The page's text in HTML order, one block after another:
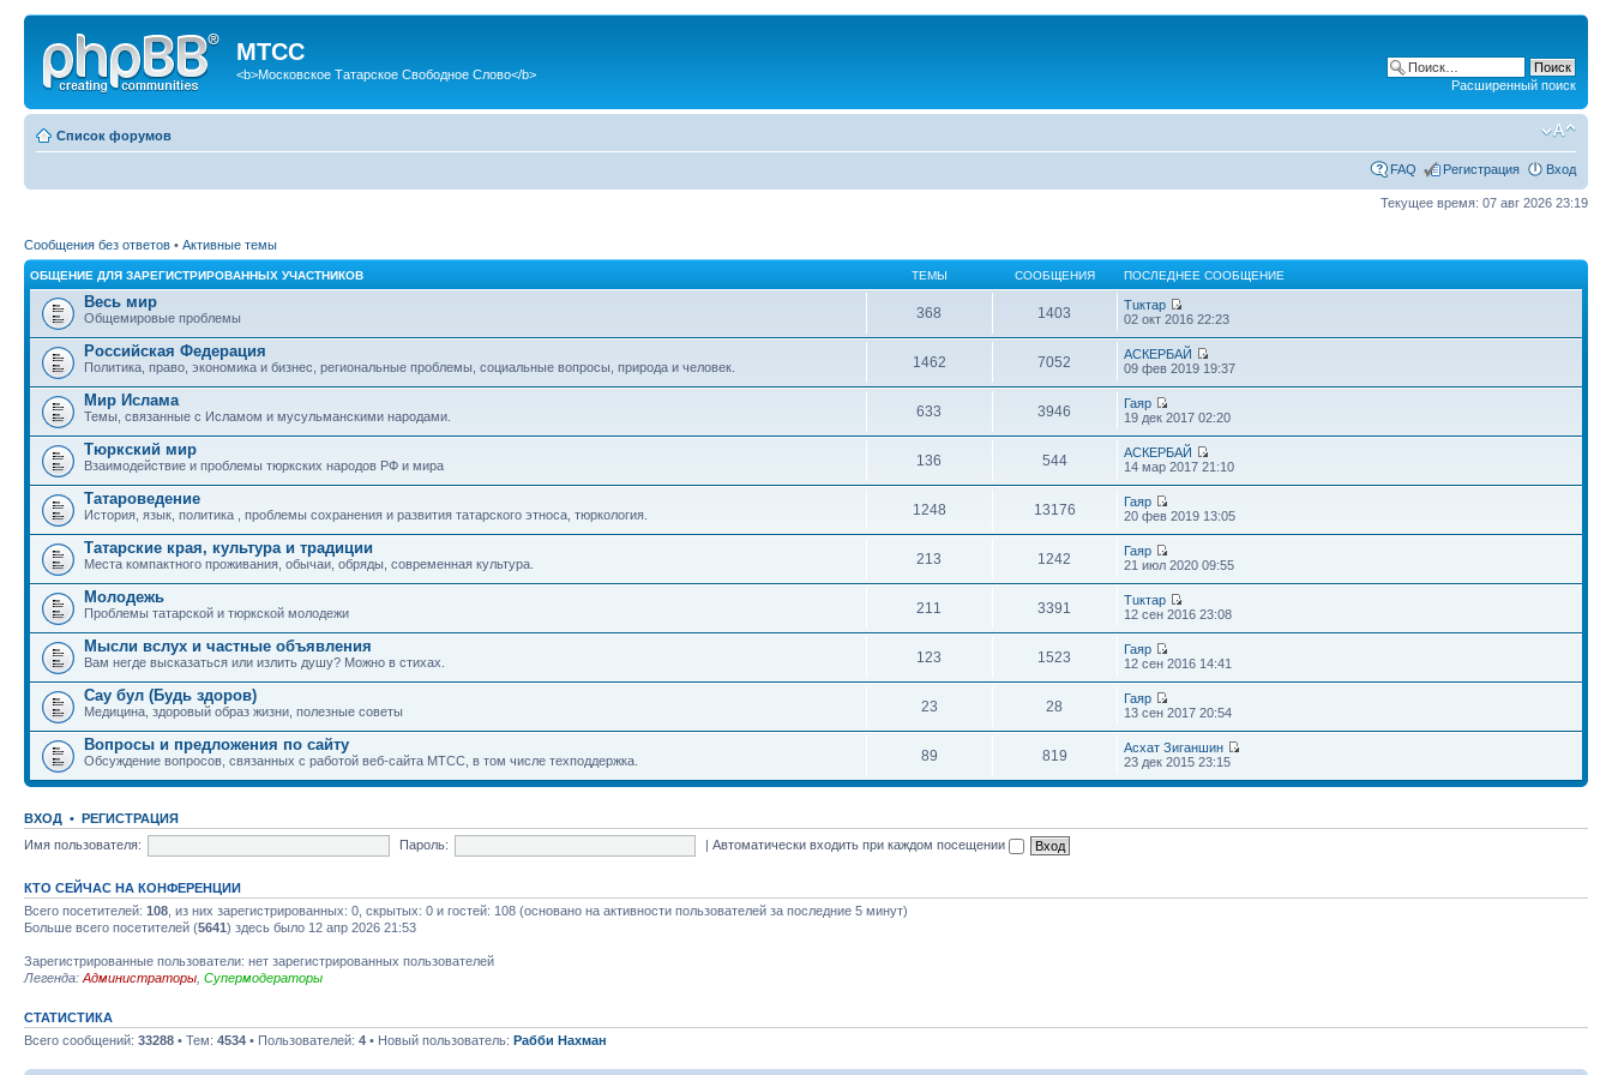
МТСС
<b>Московское Татарское Свободное Слово</b>
Расширенный поиск
Список форумов
FAQ Регистрация Вход
Текущее время: 07 авг 2026 23:19
Сообщения без ответов • Активные темы
ОБЩЕНИЕ ДЛЯ ЗАРЕГИСТРИРОВАННЫХ УЧАСТНИКОВ ТЕМЫ СООБЩЕНИЯ ПОСЛЕДНЕЕ СООБЩЕНИЕ
Весь мир
Общемировые проблемы 368 1403
Тuктар
02 окт 2016 22:23
Российская Федерация
Политика, право, экономика и бизнес, региональные проблемы, социальные вопросы, природа и человек. 1462 7052
АСКЕРБАЙ
09 фев 2019 19:37
Мир Ислама
Темы, связанные с Исламом и мусульманскими народами. 633 3946
Гаяр
19 дек 2017 02:20
Тюркский мир
Взаимодействие и проблемы тюркских народов РФ и мира 136 544
АСКЕРБАЙ
14 мар 2017 21:10
Татароведение
История, язык, политика , проблемы сохранения и развития татарского этноса, тюркология. 1248 13176
Гаяр
20 фев 2019 13:05
Татарские края, культура и традиции
Места компактного проживания, обычаи, обряды, современная культура. 213 1242
Гаяр
21 июл 2020 09:55
Молодежь
Проблемы татарской и тюркской молодежи 211 3391
Тuктар
12 сен 2016 23:08
Мысли вслух и частные объявления
Вам негде высказаться или излить душу? Можно в стихах. 123 1523
Гаяр
12 сен 2016 14:41
Сау бул (Будь здоров)
Медицина, здоровый образ жизни, полезные советы 23 28
Гаяр
13 сен 2017 20:54
Вопросы и предложения по сайту
Обсуждение вопросов, связанных с работой веб-сайта МТСС, в том числе техподдержка. 89 819
Асхат Зиганшин
23 дек 2015 23:15
ВХОД • РЕГИСТРАЦИЯ
Имя пользователя:
Пароль: |Автоматически входить при каждом посещении
КТО СЕЙЧАС НА КОНФЕРЕНЦИИ
Всего посетителей: 108 , из них зарегистрированных: 0, скрытых: 0 и гостей: 108 (основано на активности пользователей за последние 5 минут)
Больше всего посетителей (5641) здесь было 12 апр 2026 21:53
Зарегистрированные пользователи: нет зарегистрированных пользователей
Легенда: Администраторы Супермодераторы
СТАТИСТИКА
Всего сообщений: 33288 • Тем: 4534 • Пользователей: 4 • Новый пользователь: Рабби Нахман